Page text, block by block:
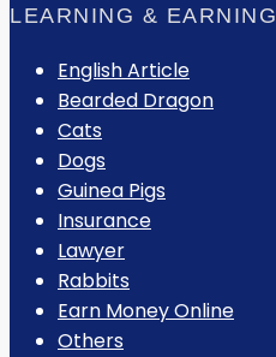
LEARNING & EARNING
English Article
Bearded Dragon
Cats
Dogs
Guinea Pigs
Insurance
Lawyer
Rabbits
Earn Money Online
Others